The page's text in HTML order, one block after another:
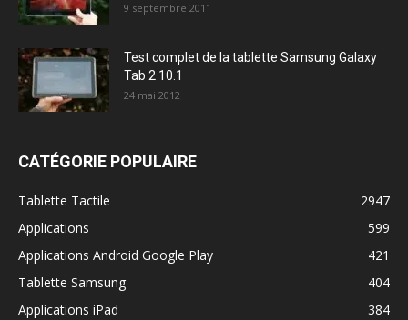
9 septembre 2011
Test complet de la tablette Samsung Galaxy
Tab 2 10.1
24 mai 2012
CATÉGORIE POPULAIRE
Tablette Tactile
2947
Applications
599
Applications Android Google Play
421
Tablette Samsung
404
Applications iPad
384